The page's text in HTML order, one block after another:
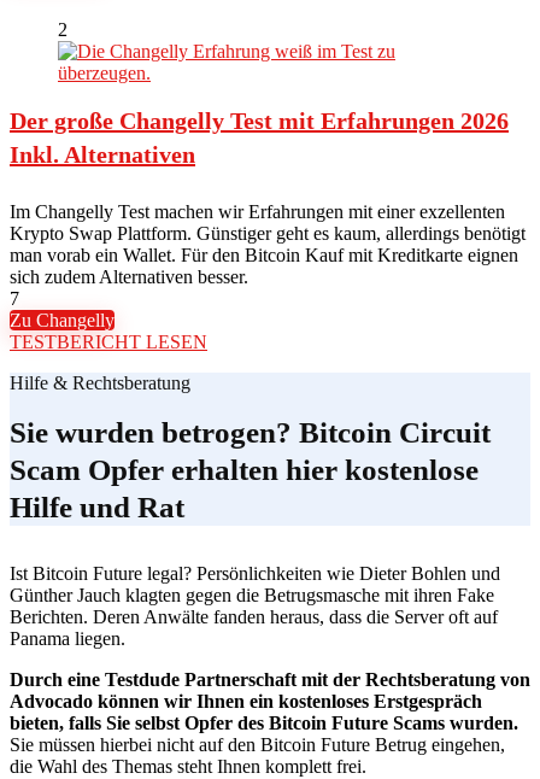
2
Der große Changelly Test mit Erfahrungen 2026
Inkl. Alternativen
Im Changelly Test machen wir Erfahrungen mit einer exzellenten
Krypto Swap Plattform. Günstiger geht es kaum, allerdings benötigt
man vorab ein Wallet. Für den Bitcoin Kauf mit Kreditkarte eignen
sich zudem Alternativen besser.
7
Zu Changelly
TESTBERICHT LESEN
Hilfe & Rechtsberatung
Sie wurden betrogen? Bitcoin Circuit
Scam Opfer erhalten hier kostenlose
Hilfe und Rat
Ist Bitcoin Future legal? Persönlichkeiten wie Dieter Bohlen und
Günther Jauch klagten gegen die Betrugsmasche mit ihren Fake
Berichten. Deren Anwälte fanden heraus, dass die Server oft auf
Panama liegen.
Durch eine Testdude Partnerschaft mit der Rechtsberatung von
Advocado können wir Ihnen ein kostenloses Erstgespräch
bieten, falls Sie selbst Opfer des Bitcoin Future Scams wurden.
Sie müssen hierbei nicht auf den Bitcoin Future Betrug eingehen,
die Wahl des Themas steht Ihnen komplett frei.